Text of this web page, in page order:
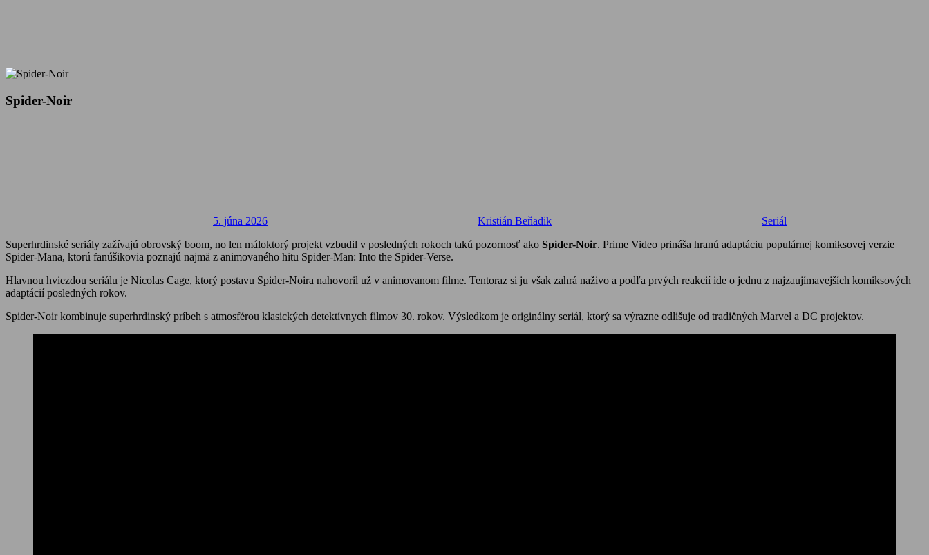
Spider-Noir
5. júna 2026 Kristián Beňadik
Seriál
Superhrdinské seriály zažívajú obrovský boom, no len máloktorý projekt vzbudil v posledných rokoch takú pozornosť ako Spider-Noir. Prime Video prináša hranú adaptáciu populárnej komiksovej verzie
Spider-Mana, ktorú fanúšikovia poznajú najmä z animovaného hitu Spider-Man: Into the Spider-Verse.
Hlavnou hviezdou seriálu je Nicolas Cage, ktorý postavu Spider-Noira nahovoril už v animovanom filme. Tentoraz si ju však zahrá naživo a podľa prvých reakcií ide o jednu z najzaujímavejších komiksových
adaptácií posledných rokov.
Spider-Noir kombinuje superhrdinský príbeh s atmosférou klasických detektívnych filmov 30. rokov. Výsledkom je originálny seriál, ktorý sa výrazne odlišuje od tradičných Marvel a DC projektov.